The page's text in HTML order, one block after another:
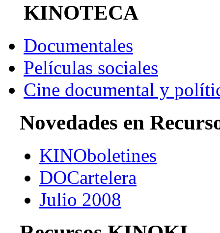
KINOTECA
Documentales
Películas sociales
Cine documental y
Novedades en
KINOboletines
DOCartelera
Julio 2008